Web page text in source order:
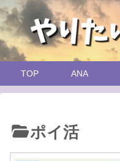
TOP ANA
ポイ活